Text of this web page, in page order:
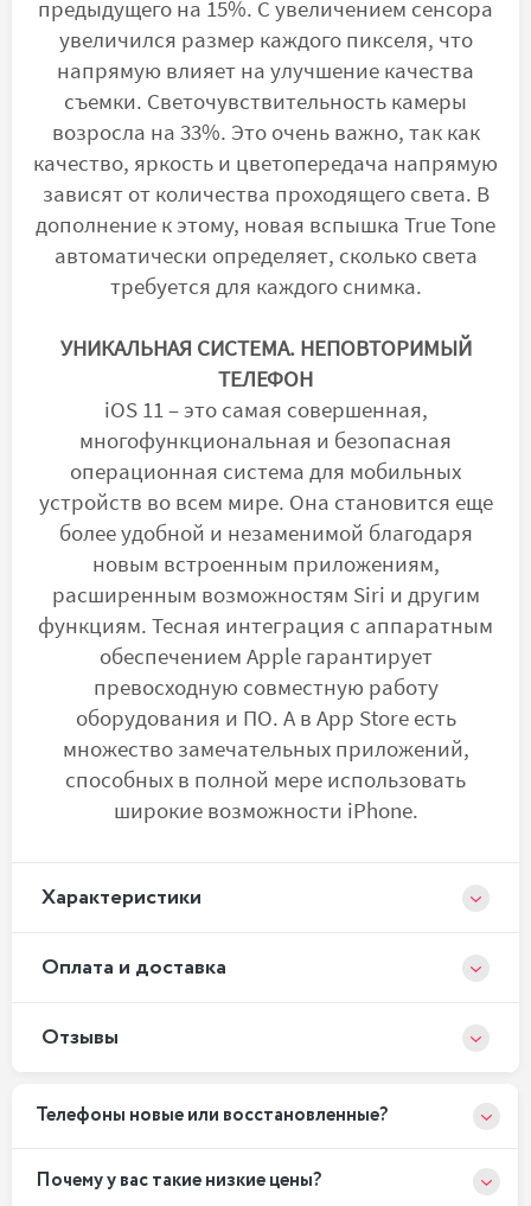
предыдущего на 15%. С увеличением сенсора
увеличился размер каждого пикселя, что
напрямую влияет на улучшение качества
съемки. Светочувствительность камеры
возросла на 33%. Это очень важно, так как
качество, яркость и цветопередача напрямую
зависят от количества проходящего света. В
дополнение к этому, новая вспышка True Tone
автоматически определяет, сколько света
требуется для каждого снимка.
УНИКАЛЬНАЯ СИСТЕМА. НЕПОВТОРИМЫЙ
ТЕЛЕФОН
iOS 11 – это самая совершенная,
многофункциональная и безопасная
операционная система для мобильных
устройств во всем мире. Она становится еще
более удобной и незаменимой благодаря
новым встроенным приложениям,
расширенным возможностям Siri и другим
функциям. Тесная интеграция с аппаратным
обеспечением Apple гарантирует
превосходную совместную работу
оборудования и ПО. А в App Store есть
множество замечательных приложений,
способных в полной мере использовать
широкие возможности iPhone.
Xарактеристики
Оплата и доставка
Отзывы
Телефоны новые или восстановленные?
Почему у вас такие низкие цены?